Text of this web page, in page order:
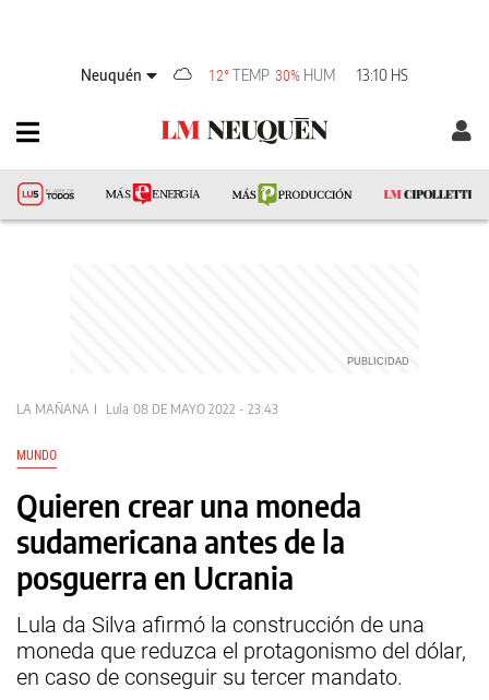
Neuquén 12° TEMP 30% HUM 13:10 HS
LA MAÑANA Lula 08 DE MAYO 2022 - 23:43
MUNDO
Quieren crear una moneda
sudamericana antes de la
posguerra en Ucrania
Lula da Silva afirmó la construcción de una
moneda que reduzca el protagonismo del dólar,
en caso de conseguir su tercer mandato.